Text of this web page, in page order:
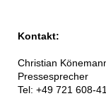
Kontakt:
Christian
Pressesprecher
Tel: +49 721 608-